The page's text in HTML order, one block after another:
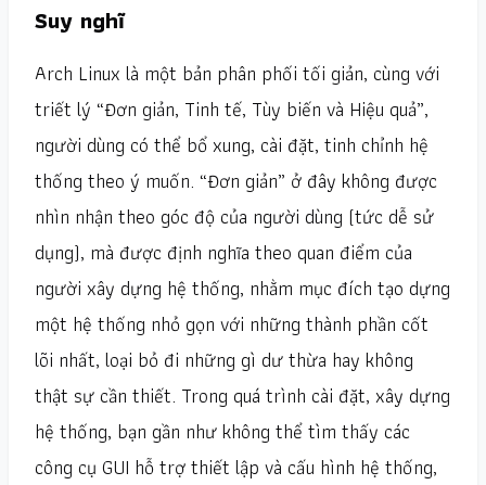
Suy nghĩ
Arch Linux là một bản phân phối tối giản, cùng với
triết lý “Đơn giản, Tinh tế, Tùy biến và Hiệu quả”,
người dùng có thể bổ xung, cài đặt, tinh chỉnh hệ
thống theo ý muốn. “Đơn giản” ở đây không được
nhìn nhận theo góc độ của người dùng (tức dễ sử
dụng), mà được định nghĩa theo quan điểm của
người xây dựng hệ thống, nhằm mục đích tạo dựng
một hệ thống nhỏ gọn với những thành phần cốt
lõi nhất, loại bỏ đi những gì dư thừa hay không
thật sự cần thiết. Trong quá trình cài đặt, xây dựng
hệ thống, bạn gần như không thể tìm thấy các
công cụ GUI hỗ trợ thiết lập và cấu hình hệ thống,